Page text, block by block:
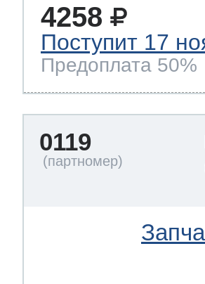
4258
Поступит 17
Предоплата 50%
0119